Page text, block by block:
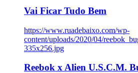
Vai Ficar Tudo Bem
https://www.ruadebaixo.com/wp-
content/uploads/2020/04/
335x256.jpg
Reebok x Alien U.S.C.M.